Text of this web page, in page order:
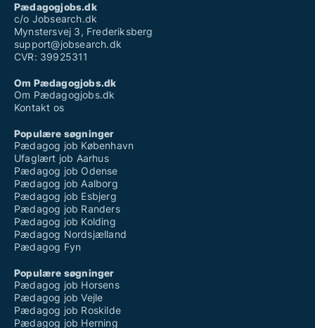
Pædagogjobs.dk
c/o Jobsearch.dk
Mynstersvej 3, Frederiksberg
support@jobsearch.dk
CVR: 39925311
Om Pædagogjobs.dk
Om Pædagogjobs.dk
Kontakt os
Populære søgninger
Pædagog job København
Ufaglært job Aarhus
Pædagog job Odense
Pædagog job Aalborg
Pædagog job Esbjerg
Pædagog job Randers
Pædagog job Kolding
Pædagog Nordsjælland
Pædagog Fyn
Populære søgninger
Pædagog job Horsens
Pædagog job Vejle
Pædagog job Roskilde
Pædagog job Herning